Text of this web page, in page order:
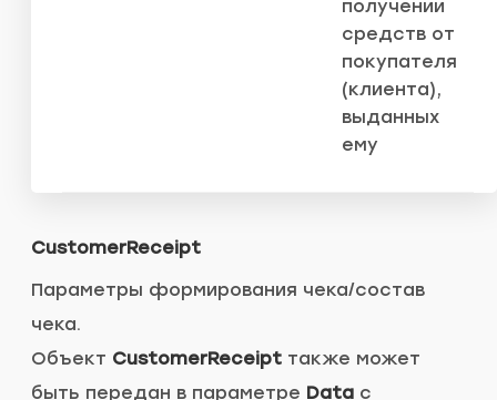
получении
средств от
покупателя
(клиента),
выданных
ему
CustomerReceipt
Параметры формирования чека/состав
чека.
Объект CustomerReceipt также может
быть передан в параметре Data с